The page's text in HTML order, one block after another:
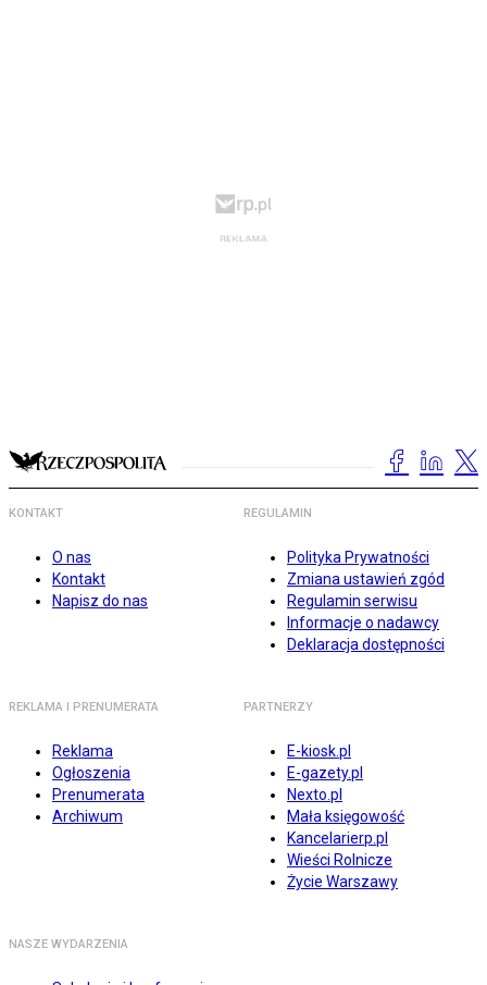
KONTAKT
O nas
Kontakt
Napisz do nas
REGULAMIN
Polityka Prywatności
Zmiana ustawień zgód
Regulamin serwisu
Informacje o nadawcy
Deklaracja dostępności
REKLAMA I PRENUMERATA
Reklama
Ogłoszenia
Prenumerata
Archiwum
PARTNERZY
E-kiosk.pl
E-gazety.pl
Nexto.pl
Mała księgowość
Kancelarierp.pl
Wieści Rolnicze
Życie Warszawy
NASZE WYDARZENIA